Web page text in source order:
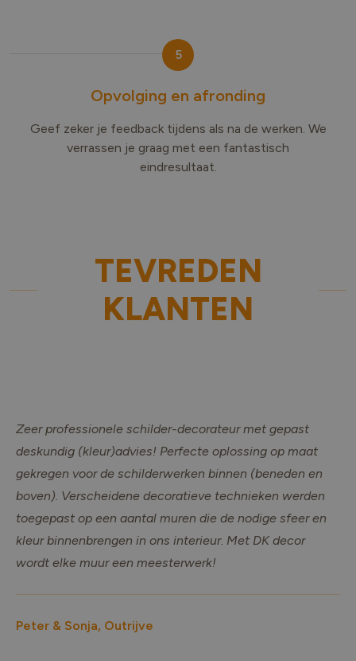
5
Opvolging en afronding
Geef zeker je feedback tijdens als na de werken. We
verrassen je graag met een fantastisch
eindresultaat.
TEVREDEN
KLANTEN
Zeer professionele schilder-decorateur met gepast
deskundig (kleur)advies! Perfecte oplossing op maat
gekregen voor de schilderwerken binnen (beneden en
boven). Verscheidene decoratieve technieken werden
toegepast op een aantal muren die de nodige sfeer en
kleur binnenbrengen in ons interieur. Met DK decor
wordt elke muur een meesterwerk!
Peter & Sonja, Outrijve